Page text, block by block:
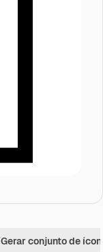
Gerar conjunto de